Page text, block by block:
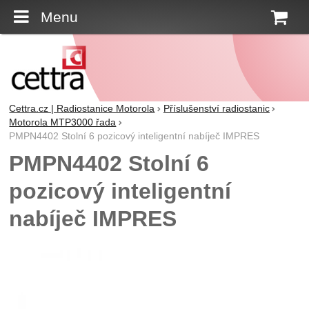
Menu
Cettra.cz | Radiostanice Motorola
Příslušenství radiostanic
Motorola MTP3000 řada
PMPN4402 Stolní 6 pozicový inteligentní nabíječ IMPRES
PMPN4402 Stolní 6
pozicový inteligentní
nabíječ IMPRES